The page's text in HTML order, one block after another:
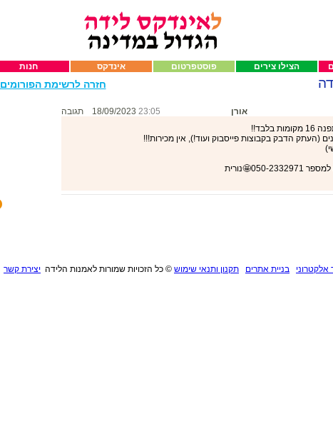
חנות אינדקס פוסטפרטום הצילו צירים
חזרה לרשימת הפורומים
אורן 23:05
תגובה
(העתק הדבק בקבוצות פייסבוק ועוד!), אין מכירות!!!
אלקטרוני בניית אתרים תקנון ותנאי שימוש © כל הזכויות שמורות לאמנות הלידה יצירת קשר